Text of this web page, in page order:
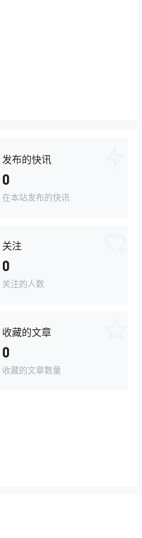
发布的快讯
0
在本站发布的快讯
关注
0
关注的人数
收藏的文章
0
收藏的文章数量